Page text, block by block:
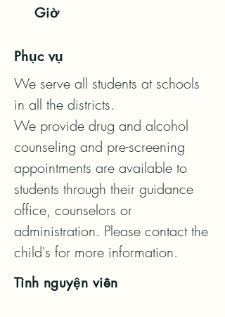
Giờ
Phục vụ
We serve all students at schools
in all the districts.
We provide drug and alcohol
counseling and pre-screening
appointments are available to
students through their guidance
office, counselors or
administration. Please contact the
child's for more information.
Tình nguyện viên